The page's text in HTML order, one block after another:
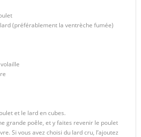
(préférablement la ventrèche fumée)
et le lard en cubes.
grande poêle, et y faites revenir le poulet
Si vous avez choisi du lard cru, l’ajoutez